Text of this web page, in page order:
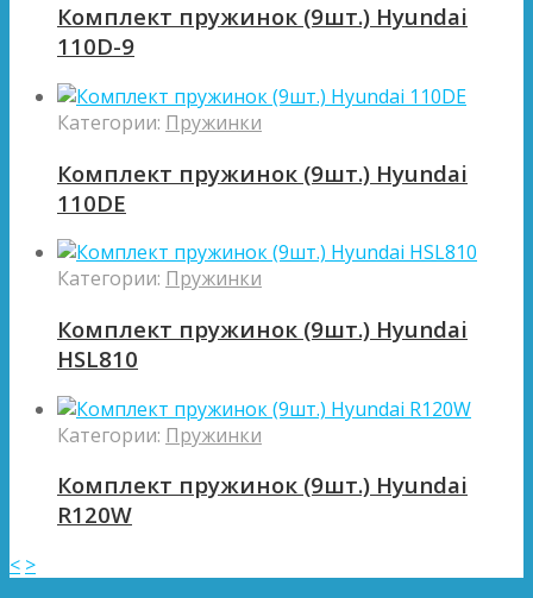
Комплект пружинок (9шт.) Hyundai
110D-9
Категории: Пружинки
Комплект пружинок (9шт.) Hyundai
110DE
Категории: Пружинки
Комплект пружинок (9шт.) Hyundai
HSL810
Категории: Пружинки
Комплект пружинок (9шт.) Hyundai
R120W
< >